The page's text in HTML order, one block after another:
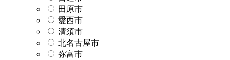
田原市
愛西市
清須市
北名古屋市
弥富市